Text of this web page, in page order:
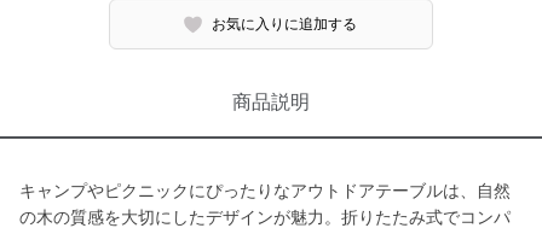
お気に入りに追加する
商品説明
キャンプやピクニックにぴったりなアウトドアテーブルは、自然
の木の質感を大切にしたデザインが魅力。折りたたみ式でコンパ